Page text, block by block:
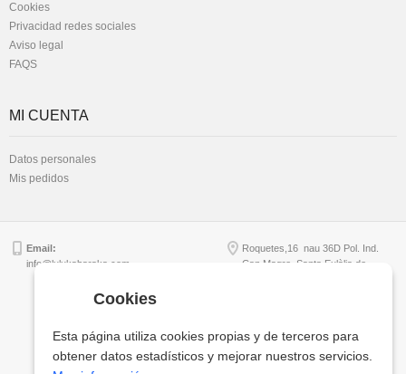
Cookies
Privacidad redes sociales
Aviso legal
FAQS
MI CUENTA
Datos personales
Mis pedidos
Email:
info@lulukabaraka.com
Roquetes,16 nau 36D Pol. Ind.
Can Magre, Santa Eulàlia de
Copyright © Lulukabaraka, S.L.
Cookies
Esta página utiliza cookies propias y de terceros para
obtener datos estadísticos y mejorar nuestros servicios.